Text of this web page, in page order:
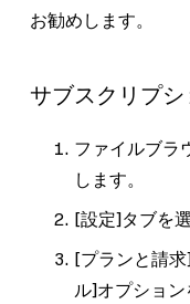
お勧めします。
サブスクリプ
ファイルブラ
します。
[設定]タブを
[プランと請
ル]オプション